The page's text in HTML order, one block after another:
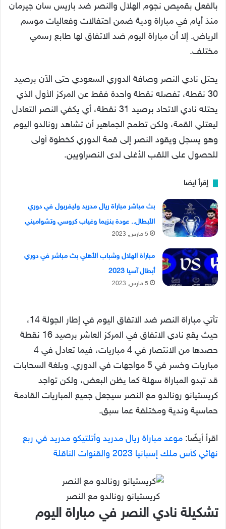
بالفعل بقميص نجوم الهلال والنصر ضد باريس سان جيرمان
منذ أيام في مباراة ودية ضمن احتفالات وفعاليات موسم
الرياض. إلا أن مباراة اليوم ضد الاتفاق لها طابع رسمي
مختلف.
يحتل نادي النصر وصافة الدوري السعودي حتى الآن برصيد
30 نقطة، تفصله نقطة واحدة فقط عن المركز الأول الذي
يحتله نادي الاتحاد برصيد 31 نقطة، أي يكفي النصر التعادل
ليعتلي القمة، ولكن تطمح الجماهير أن تشاهد رونالدو اليوم
وهو يسجل ويقود النصر إلى قمة الدوري كخطوة أولى
للحصول على اللقب الأغلى لدى النصراويين.
إقرأ ايضا
بث مباشر مباراة ريال مدريد وليفربول في دوري
الأبطال.. عودة بنزيما وغياب كروسي وتشواميني
5 مارس, 2023
مباراة الهلال وشباب الأهلي بث مباشر في دوري
أبطال آسيا 2023
5 مارس, 2023
تأتي مباراة النصر ضد الاتفاق اليوم في إطار الجولة 14،
حيث يقع نادي الاتفاق في المركز العاشر برصيد 16 نقطة
حصدها من الانتصار في 4 مباريات، فيما تعادل في 4
مباريات وخسر في 5 مواجهات في الدوري. وبلغة السحابات
قد تبدو المباراة سهلة كما يظن البعض، ولكن تواجد
كريستيانو رونالدو مع النصر سيجعل جميع المباريات القادمة
حماسية وندية ومختلفة عما سبق.
اقرأ أيضًا: موعد مباراة ريال مدريد وأتلتيكو مدريد في ربع
نهائي كأس ملك إسبانيا 2023 والقنوات الناقلة
كريستيانو رونالدو مع النصر
تشكيلة نادي النصر في مباراة اليوم